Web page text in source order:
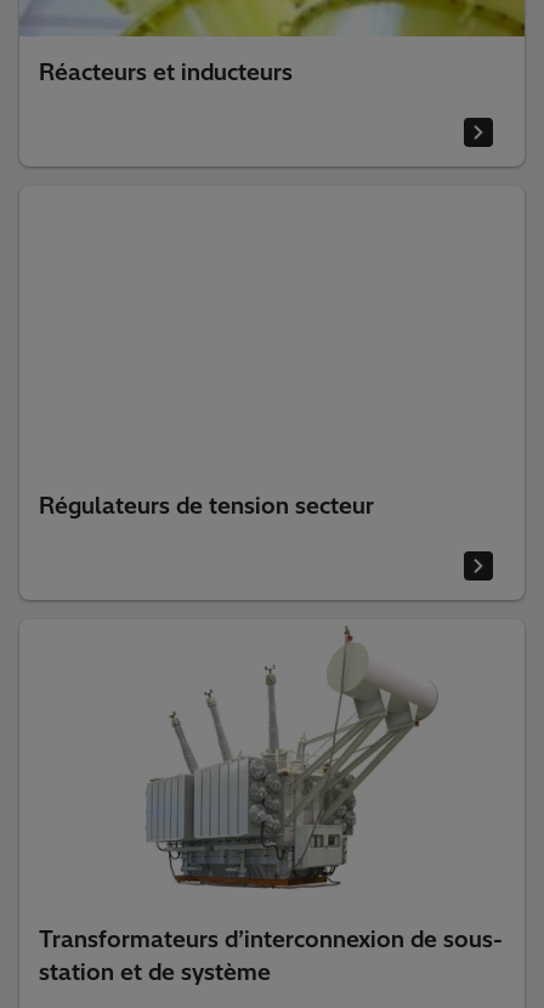
Réacteurs et inducteurs
Régulateurs de tension secteur
Transformateurs d’interconnexion de sous-
station et de système